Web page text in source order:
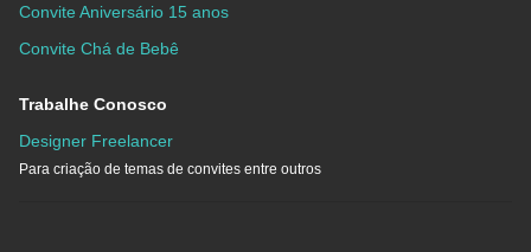
Convite Aniversário 15 anos
Convite Chá de Bebê
Trabalhe Conosco
Designer Freelancer
Para criação de temas de convites entre outros